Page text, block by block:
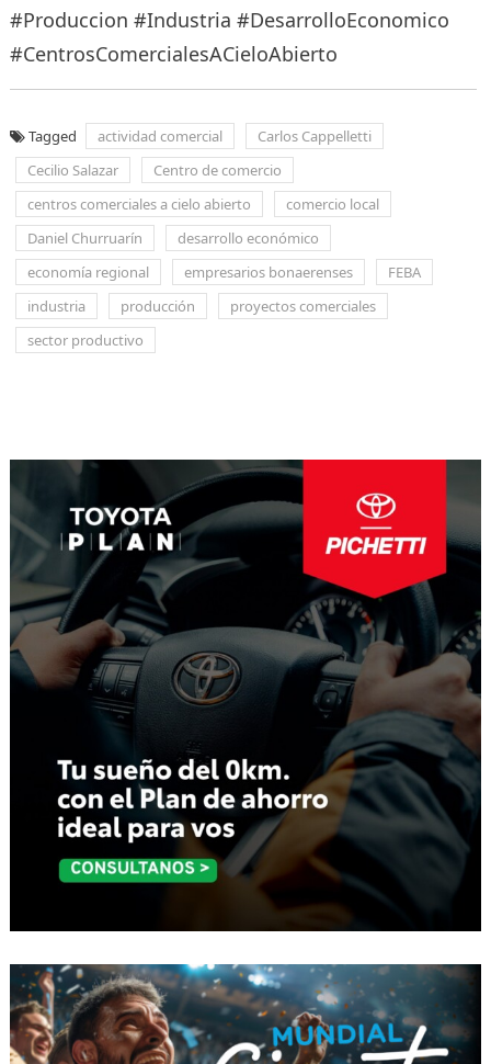
#Produccion #Industria #DesarrolloEconomico
#CentrosComercialesACieloAbierto
Tagged actividad comercial
Carlos Cappelletti
Cecilio Salazar
Centro de comercio
centros comerciales a cielo abierto
comercio local
Daniel Churruarín
desarrollo económico
economía regional
empresarios bonaerenses
FEBA
industria
producción
proyectos comerciales
sector productivo
entradas